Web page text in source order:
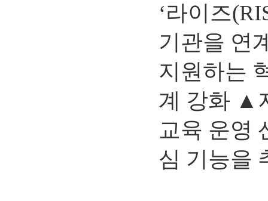
‘라이즈
기관을 연
지원하는
계 강화 ▲
교육 운영
심 기능을